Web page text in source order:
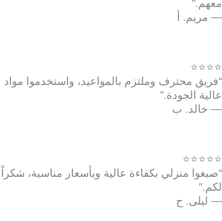
معهم.”
— مريم. أ
⭐⭐⭐⭐
“فريق محترف وملتزم بالمواعيد، واستخدموا مواد
عالية الجودة.”
— خالد. ب
⭐⭐⭐⭐⭐
“صبغوا منزلي بكفاءة عالية وبأسعار مناسبة، شكراً
لكم.”
— ليلى. ح